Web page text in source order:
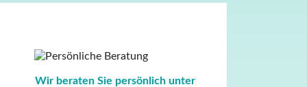
Wir beraten Sie persönlich unter